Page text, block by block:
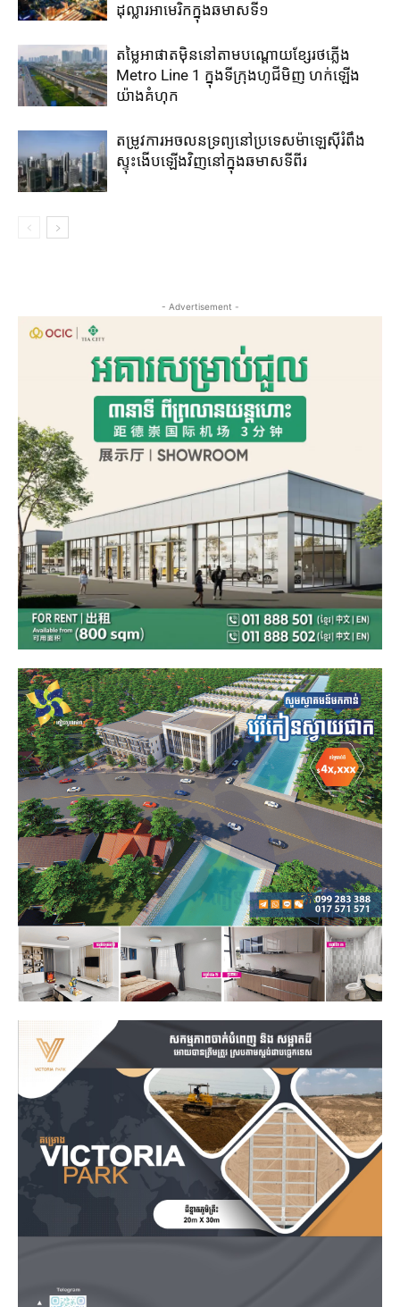
ដុល្លារ​អាមេរិក​ក្នុង​ឆមាស​ទី១​
តម្លៃ​អាផាត​មុិន​នៅ​តាម​បណ្តោយ​ខ្សែ​រថភ្លើង​
Metro Line 1​ ក្នុង​ទីក្រុងហូជីមិញ ​ហក់​ឡើង​
យ៉ាង​គំហុក​
តម្រូវ​ការ​អចលនទ្រព្យ​នៅ​ប្រទេសម៉ាឡេស៊ី​រំពឹង​
ស្ទុះ​ងើប​ឡើង​វិញ​នៅ​ក្នុង​ឆមាស​ទីពីរ​​
- Advertisement -